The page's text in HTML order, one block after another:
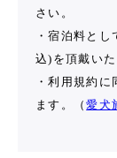
さい。
・宿泊料と
込)を頂戴いた
・利用規約
ます。（愛犬